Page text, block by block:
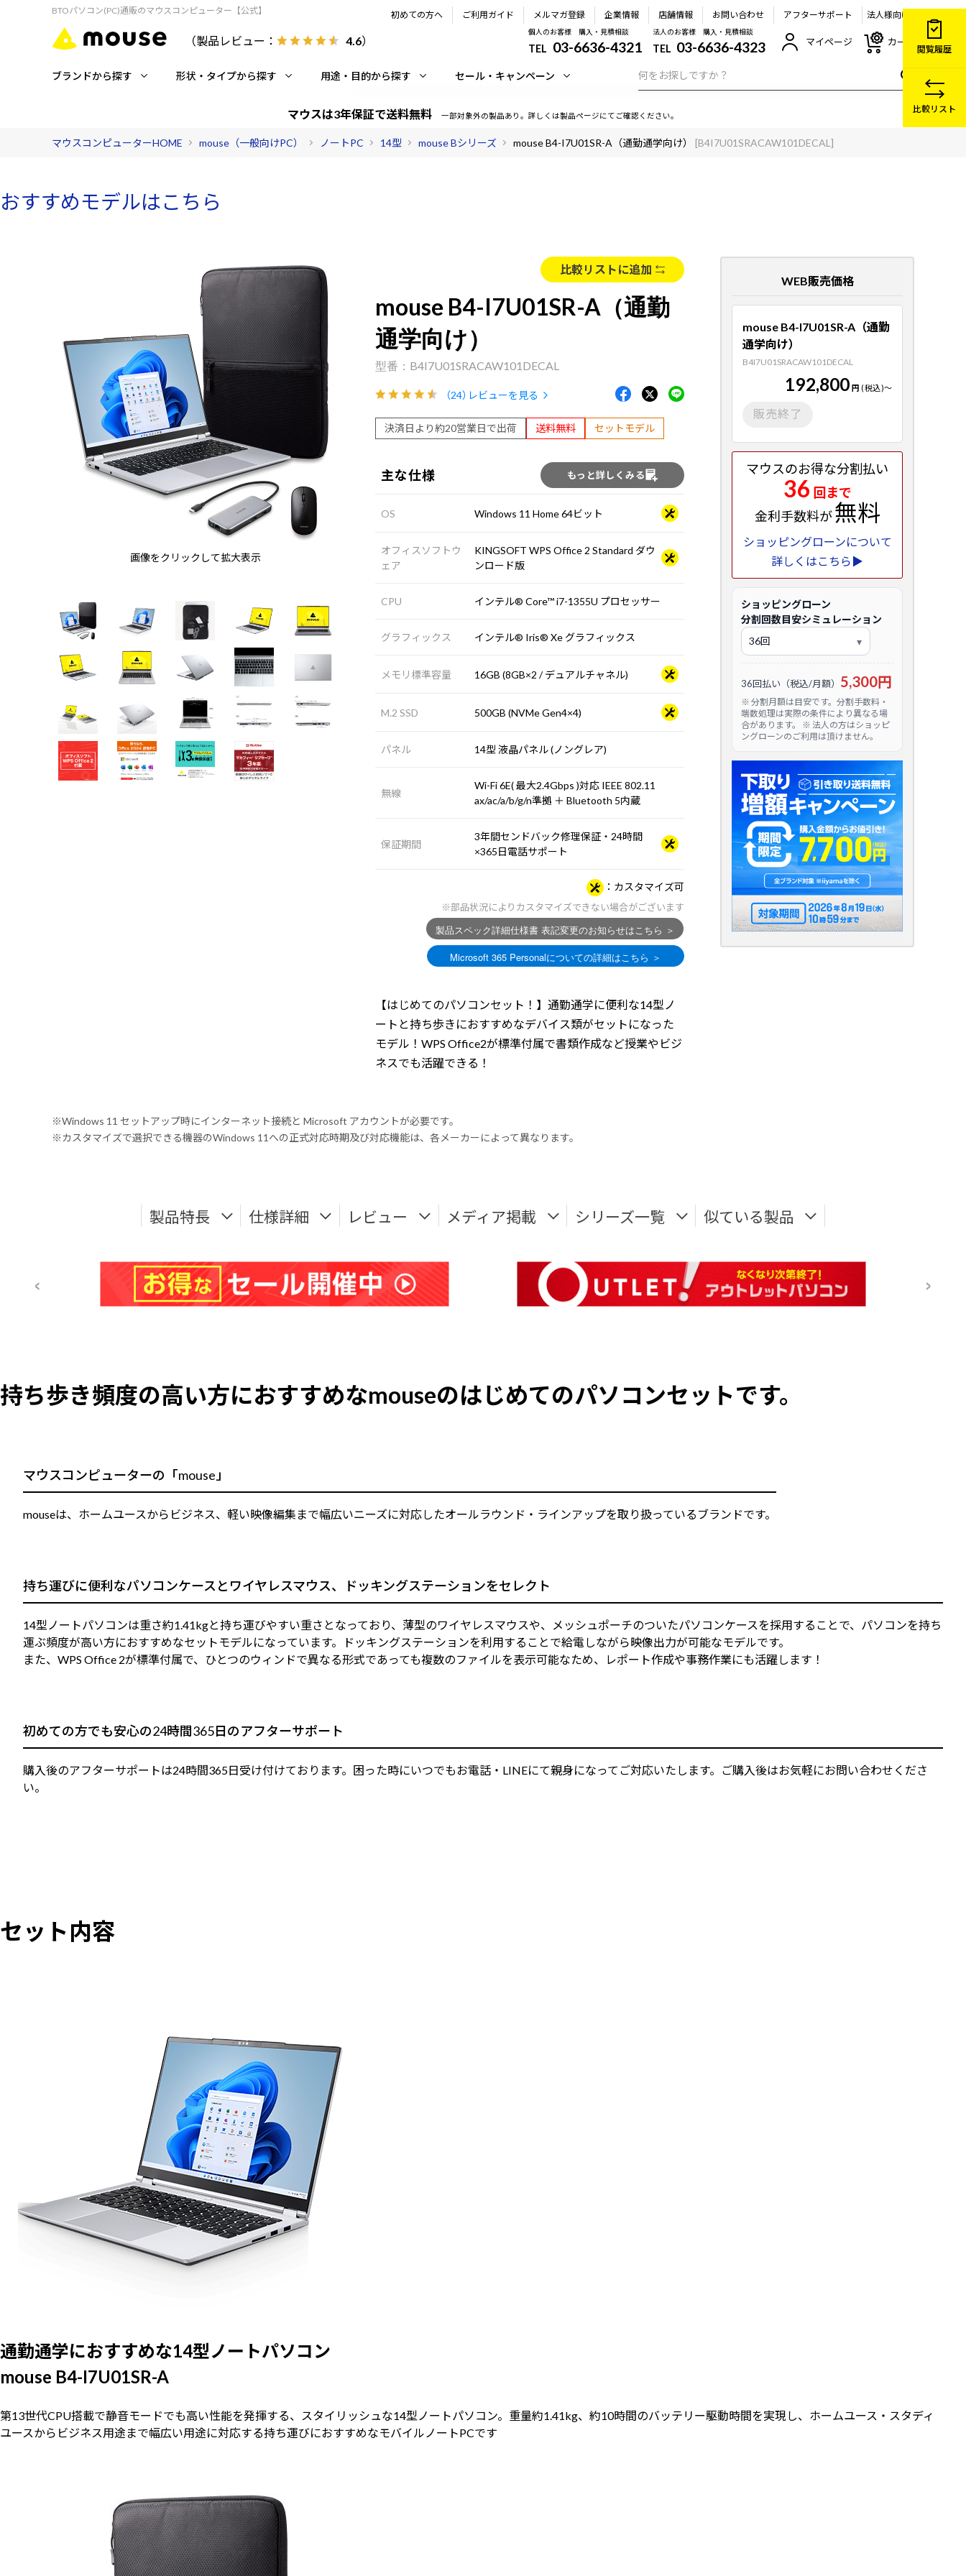
BTOパソコン(PC)通販のマウスコンピューター【公式】
（製品レビュー： 4.6）
初めての方へ ご利用ガイド メルマガ登録 企業情報 店舗情報 お問い合わせ アフターサポート 法人様向け
個人のお客様 購入・見積相談
TEL 03-6636-4321
法人のお客様 購入・見積相談
TEL 03-6636-4323 マイページ カート
ブランドから探す 形状・タイプから探す 用途・目的から探す セール・キャンペーン
マウスは3年保証で送料無料 一部対象外の製品あり。詳しくは製品ページにてご確認ください。
マウスコンピューターHOME mouse（一般向けPC） ノートPC 14型 mouse Bシリーズ mouse B4-I7U01SR-A（通勤通学向け） [B4I7U01SRACAW101DECAL]
おすすめモデルはこちら
画像をクリックして拡大表示
比較リストに追加
mouse B4-I7U01SR-A（通勤
通学向け）
B4I7U01SRACAW101DECAL
（24）レビューを見る
決済日より約20営業日で出荷 送料無料 セットモデル
主な仕様 もっと詳しくみる
OS Windows 11 Home 64ビット
オフィスソフトウ
ェア
KINGSOFT WPS Office 2 Standard ダウ
ンロード版
CPU インテル® Core™ i7-1355U プロセッサー
グラフィックス インテル® Iris® Xe グラフィックス
メモリ標準容量 16GB (8GB×2 / デュアルチャネル)
M.2 SSD 500GB (NVMe Gen4×4)
パネル 14型 液晶パネル (ノングレア)
無線
Wi-Fi 6E( 最大2.4Gbps )対応 IEEE 802.11
ax/ac/a/b/g/n準拠 ＋ Bluetooth 5内蔵
保証期間
3年間センドバック修理保証・24時間
×365日電話サポート
カスタマイズ可
※部品状況によりカスタマイズできない場合がございます
【はじめてのパソコンセット！】通勤通学に便利な14型ノ
ートと持ち歩きにおすすめなデバイス類がセットになった
モデル！WPS Office2が標準付属で書類作成など授業やビジ
ネスでも活躍できる！
WEB販売価格
mouse B4-I7U01SR-A（通勤
通学向け）
B4I7U01SRACAW101DECAL
192,800 円 (税込)～
販売終了
マウスのお得な分割払い
36 回まで
金利手数料が無料
ショッピングローンについて
詳しくはこちら▶
ショッピングローン
分割回数目安シミュレーション
36回払い（税込/月額） 5,300円
※ 分割月額は目安です。分割手数料・
端数処理は実際の条件により異なる場
合があります。 ※ 法人の方はショッピ
ングローンのご利用は頂けません。
※Windows 11 セットアップ時にインターネット接続と Microsoft アカウントが必要です。
※カスタマイズで選択できる機器のWindows 11への正式対応時期及び対応機能は、各メーカーによって異なります。
製品特長 仕様詳細 レビュー メディア掲載 シリーズ一覧 似ている製品
持ち歩き頻度の高い方におすすめなmouseのはじめてのパソコンセットです。
マウスコンピューターの「mouse」
mouseは、ホームユースからビジネス、軽い映像編集まで幅広いニーズに対応したオールラウンド・ラインアップを取り扱っているブランドです。
持ち運びに便利なパソコンケースとワイヤレスマウス、ドッキングステーションをセレクト
14型ノートパソコンは重さ約1.41kgと持ち運びやすい重さとなっており、薄型のワイヤレスマウスや、メッシュポーチのついたパソコンケースを採用することで、パソコンを持ち
運ぶ頻度が高い方におすすめなセットモデルになっています。ドッキングステーションを利用することで給電しながら映像出力が可能なモデルです。
また、WPS Office 2が標準付属で、ひとつのウィンドで異なる形式であっても複数のファイルを表示可能なため、レポート作成や事務作業にも活躍します！
初めての方でも安心の24時間365日のアフターサポート
購入後のアフターサポートは24時間365日受け付けております。困った時にいつでもお電話・LINEにて親身になってご対応いたします。ご購入後はお気軽にお問い合わせくださ
い。
セット内容
通勤通学におすすめな14型ノートパソコン
mouse B4-I7U01SR-A
第13世代CPU搭載で静音モードでも高い性能を発揮する、スタイリッシュな14型ノートパソコン。重量約1.41kg、約10時間のバッテリー駆動時間を実現し、ホームユース・スタディ
ユースからビジネス用途まで幅広い用途に対応する持ち運びにおすすめなモバイルノートPCです
閲覧履歴
比較リスト